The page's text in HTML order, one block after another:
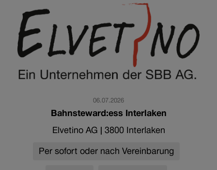
06.07.2026
Bahnsteward:ess Interlaken
Elvetino AG | 3800 Interlaken
Per sofort oder nach Vereinbarung